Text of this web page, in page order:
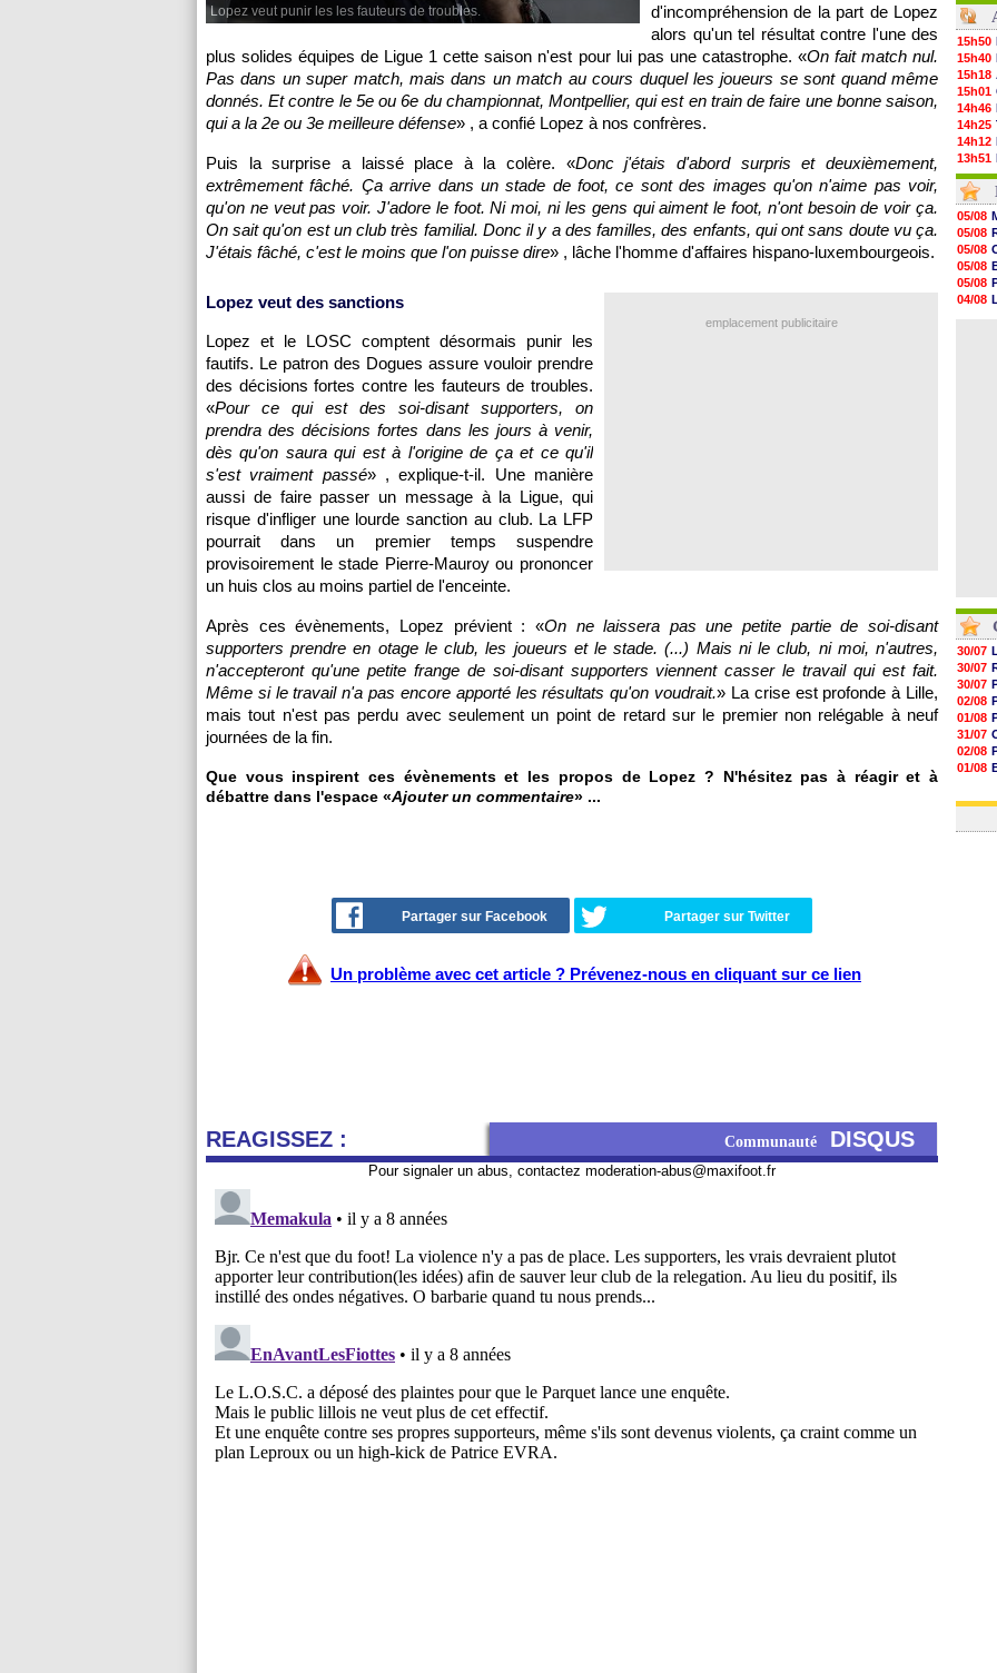
Lopez veut punir les les fauteurs de troubles.
d'incompréhension de la part de Lopez
alors qu'un tel résultat contre l'une des
plus solides équipes de Ligue 1 cette saison n'est pour lui pas une catastrophe. «On fait match nul.
Pas dans un super match, mais dans un match au cours duquel les joueurs se sont quand même
donnés. Et contre le 5e ou 6e du championnat, Montpellier, qui est en train de faire une bonne saison,
qui a la 2e ou 3e meilleure défense» , a confié Lopez à nos confrères.
Puis la surprise a laissé place à la colère. «Donc j'étais d'abord surpris et deuxièmement,
extrêmement fâché. Ça arrive dans un stade de foot, ce sont des images qu'on n'aime pas voir,
qu'on ne veut pas voir. J'adore le foot. Ni moi, ni les gens qui aiment le foot, n'ont besoin de voir ça.
On sait qu'on est un club très familial. Donc il y a des familles, des enfants, qui ont sans doute vu ça.
J'étais fâché, c'est le moins que l'on puisse dire» , lâche l'homme d'affaires hispano-luxembourgeois.
emplacement publicitaire
Lopez veut des sanctions
Lopez et le LOSC comptent désormais punir les
fautifs. Le patron des Dogues assure vouloir prendre
des décisions fortes contre les fauteurs de troubles.
«Pour ce qui est des soi-disant supporters, on
prendra des décisions fortes dans les jours à venir,
dès qu'on saura qui est à l'origine de ça et ce qu'il
s'est vraiment passé» , explique-t-il. Une manière
aussi de faire passer un message à la Ligue, qui
risque d'infliger une lourde sanction au club. La LFP
pourrait dans un premier temps suspendre
provisoirement le stade Pierre-Mauroy ou prononcer
un huis clos au moins partiel de l'enceinte.
Après ces évènements, Lopez prévient : «On ne laissera pas une petite partie de soi-disant
supporters prendre en otage le club, les joueurs et le stade. (...) Mais ni le club, ni moi, n'autres,
n'accepteront qu'une petite frange de soi-disant supporters viennent casser le travail qui est fait.
Même si le travail n'a pas encore apporté les résultats qu'on voudrait.» La crise est profonde à Lille,
mais tout n'est pas perdu avec seulement un point de retard sur le premier non relégable à neuf
journées de la fin.
Que vous inspirent ces évènements et les propos de Lopez ? N'hésitez pas à réagir et à
débattre dans l'espace «Ajouter un commentaire» ...
Partager sur Facebook Partager sur Twitter
Un problème avec cet article ? Prévenez-nous en cliquant sur ce lien
REAGISSEZ : Communauté DISQUS
Pour signaler un abus, contactez moderation-abus@maxifoot.fr
15h50
15h40
15h18
15h01
14h46
14h25
14h12
13h51
13h29
13h11
12h46
12h28
12h10
11h58
11h35
11h19
11h07
05/08
05/08
05/08
05/08
05/08
04/08
30/07
30/07
30/07
02/08
01/08
31/07
02/08
01/08
03/08